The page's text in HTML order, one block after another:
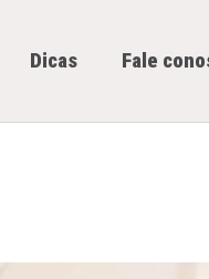
Dicas Fale